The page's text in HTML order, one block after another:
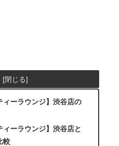
ィーラウンジ】渋谷店の
ィーラウンジ】渋谷店と
較